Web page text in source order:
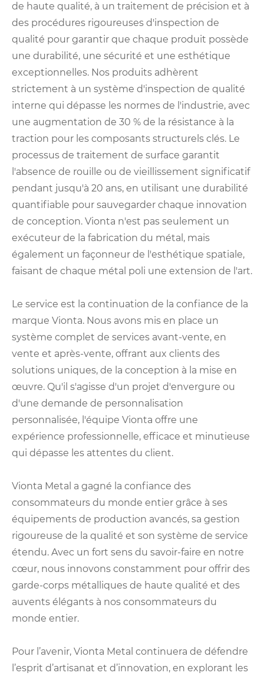
de haute qualité, à un traitement de précision et à
des procédures rigoureuses d'inspection de
qualité pour garantir que chaque produit possède
une durabilité, une sécurité et une esthétique
exceptionnelles. Nos produits adhèrent
strictement à un système d'inspection de qualité
interne qui dépasse les normes de l'industrie, avec
une augmentation de 30 % de la résistance à la
traction pour les composants structurels clés. Le
processus de traitement de surface garantit
l'absence de rouille ou de vieillissement significatif
pendant jusqu'à 20 ans, en utilisant une durabilité
quantifiable pour sauvegarder chaque innovation
de conception. Vionta n'est pas seulement un
exécuteur de la fabrication du métal, mais
également un façonneur de l'esthétique spatiale,
faisant de chaque métal poli une extension de l'art.
Le service est la continuation de la confiance de la
marque Vionta. Nous avons mis en place un
système complet de services avant-vente, en
vente et après-vente, offrant aux clients des
solutions uniques, de la conception à la mise en
œuvre. Qu'il s'agisse d'un projet d'envergure ou
d'une demande de personnalisation
personnalisée, l'équipe Vionta offre une
expérience professionnelle, efficace et minutieuse
qui dépasse les attentes du client.
Vionta Metal a gagné la confiance des
consommateurs du monde entier grâce à ses
équipements de production avancés, sa gestion
rigoureuse de la qualité et son système de service
étendu. Avec un fort sens du savoir-faire en notre
cœur, nous innovons constamment pour offrir des
garde-corps métalliques de haute qualité et des
auvents élégants à nos consommateurs du
monde entier.
Pour l’avenir, Vionta Metal continuera de défendre
l’esprit d’artisanat et d’innovation, en explorant les